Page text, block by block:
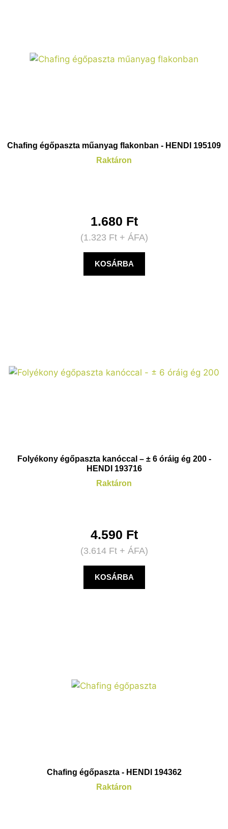
Chafing égőpaszta műanyag flakonban - HENDI 195109
Raktáron
1.680 Ft
(1.323 Ft+ ÁFA)
KOSÁRBA
Folyékony égőpaszta kanóccal – ± 6 óráig ég 200 -
HENDI 193716
Raktáron
4.590 Ft
(3.614 Ft+ ÁFA)
KOSÁRBA
Chafing égőpaszta - HENDI 194362
Raktáron